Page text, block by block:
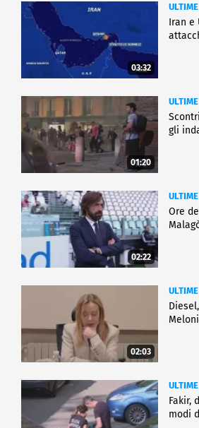
03:32
Iran e
01:20
gli
02:22
Ore
02:03
Fakir,
modi